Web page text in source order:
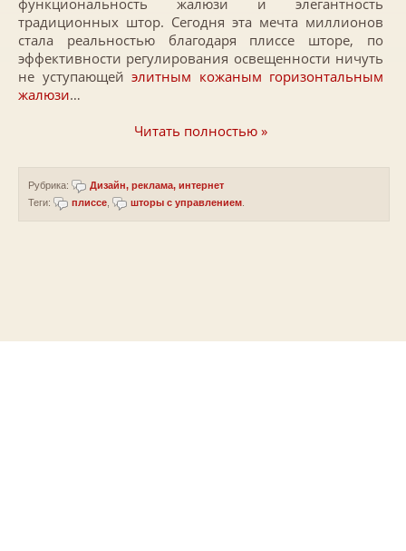
функциональность жалюзи и элегантность
традиционных штор. Сегодня эта мечта миллионов
стала реальностью благодаря плиссе шторе, по
эффективности регулирования освещенности ничуть
не уступающей элитным кожаным горизонтальным
жалюзи…
Читать полностью »
Рубрика:
Дизайн, реклама, интернет
Теги:
плиссе шторы с управлением